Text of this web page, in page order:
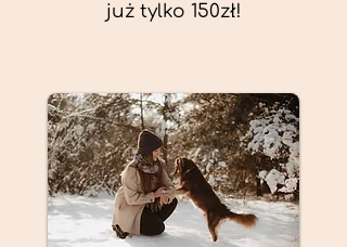
już tylko 150zł!